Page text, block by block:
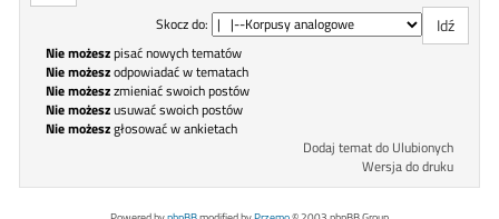
Skocz do:
Nie możeszpisać nowych tematów
Nie możeszodpowiadać w tematach
Nie możeszzmieniać swoich postów
Nie możeszusuwać swoich postów
Nie możeszgłosować w ankietach
Dodaj temat do Ulubionych
Wersja do druku